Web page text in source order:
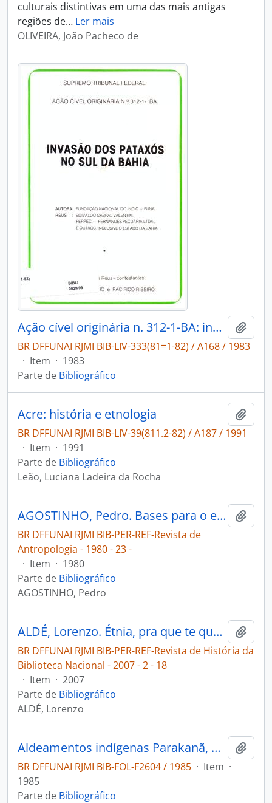
culturais distintivas em uma das mais antigas
regiões de… Ler mais
OLIVEIRA, João Pacheco de
Ação cível originária n. 312-1-BA: invasão dos Pataxós no sul da Bahia.
BR DFFUNAI RJMI BIB-LIV-333(81=1-82) / A168 / 1983
· Item · 1983
Parte de Bibliográfico
Acre: história e etnologia
BR DFFUNAI RJMI BIB-LIV-39(811.2-82) / A187 / 1991
· Item · 1991
Parte de Bibliográfico
Leão, Luciana Ladeira da Rocha
AGOSTINHO, Pedro. Bases para o estabelecimento da reserva Pataxó [Revista de Antropologia]
BR DFFUNAI RJMI BIB-PER-REF-Revista de
Antropologia - 1980 - 23 -
· Item · 1980
Parte de Bibliográfico
AGOSTINHO, Pedro
ALDÉ, Lorenzo. Étnia, pra que te quero [Revista de História da Biblioteca Nacional]
BR DFFUNAI RJMI BIB-PER-REF-Revista de História da
Biblioteca Nacional - 2007 - 2 - 18
· Item · 2007
Parte de Bibliográfico
ALDÉ, Lorenzo
Aldeamentos indígenas Parakanã, Apuiterewa, Marudjewara, Paranati
BR DFFUNAI RJMI BIB-FOL-F2604 / 1985 · Item ·
1985
Parte de Bibliográfico